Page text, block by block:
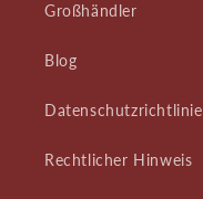
Großhändler
Blog
Datenschutzrichtlinie
Rechtlicher Hinweis